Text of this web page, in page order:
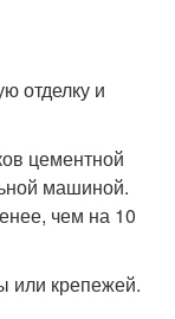
отделку и
цементной
машиной.
чем на 10
или крепежей.